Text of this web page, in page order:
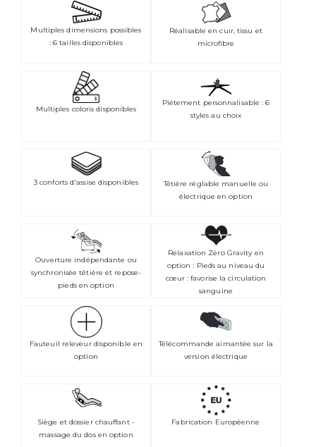
Multiples dimensions possibles
: 6 tailles disponibles
Réalisable en cuir, tissu et
microfibre
Multiples coloris disponibles
Piétement personnalisable : 6
styles au choix
3 conforts d'assise disponibles
Têtière réglable manuelle ou
électrique en option
Ouverture indépendante ou
synchronisée têtière et repose-
pieds en option
Relaxation Zéro Gravity en
option : Pieds au niveau du
cœur : favorise la circulation
sanguine
Fauteuil releveur disponible en
option
Télécommande aimantée sur la
version électrique
Siège et dossier chauffant -
massage du dos en option
Fabrication Européenne